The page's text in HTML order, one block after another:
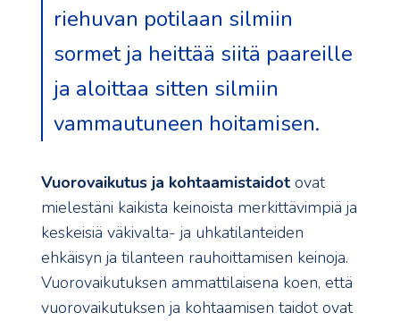
riehuvan potilaan silmiin
sormet ja heittää siitä paareille
ja aloittaa sitten silmiin
vammautuneen hoitamisen.
Vuorovaikutus ja kohtaamistaidot ovat
mielestäni kaikista keinoista merkittävimpiä ja
keskeisiä väkivalta- ja uhkatilanteiden
ehkäisyn ja tilanteen rauhoittamisen keinoja.
Vuorovaikutuksen ammattilaisena koen, että
vuorovaikutuksen ja kohtaamisen taidot ovat